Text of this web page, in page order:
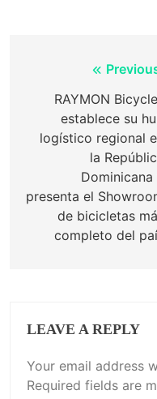
navigation
RAYMON
establece su
logístico regional
la
Dominicana
presenta el
de bicicletas
completo del
LEAVE A REPLY
Your email address
Required fields are